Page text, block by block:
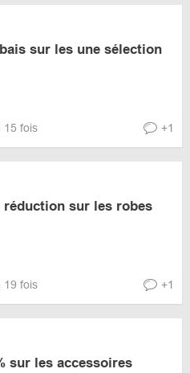
sur les une sélection
15 fois +1
réduction sur les robes
19 fois +1
sur les accessoires